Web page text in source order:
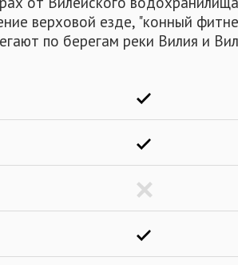
верховой езде, "конный
по берегам реки Вилия и